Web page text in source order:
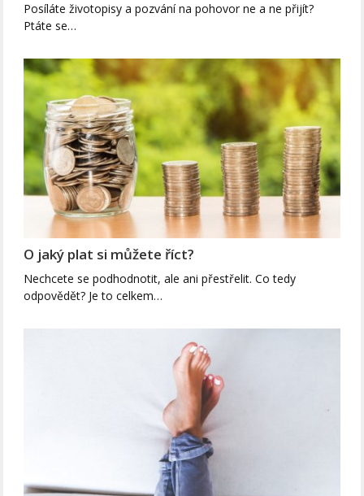
Posíláte životopisy a pozvání na pohovor ne a ne přijít?
Ptáte se…
O jaký plat si můžete říct?
Nechcete se podhodnotit, ale ani přestřelit. Co tedy
odpovědět? Je to celkem…